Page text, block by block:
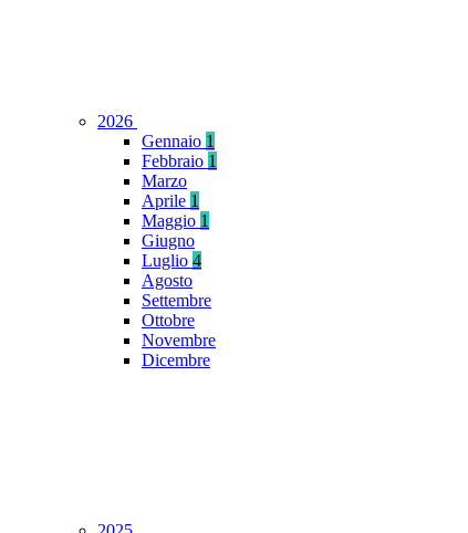
2026
Gennaio 1
Febbraio 1
Marzo
Aprile 1
Maggio 1
Giugno
Luglio 4
Agosto
Settembre
Ottobre
Novembre
Dicembre